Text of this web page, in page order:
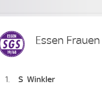
Essen Frauen
1 S Winkler